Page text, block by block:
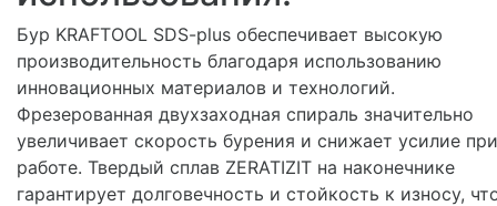
Бур KRAFTOOL SDS-plus обеспечивает высокую
производительность благодаря использованию
инновационных материалов и технологий.
Фрезерованная двухзаходная спираль значительно
увеличивает скорость бурения и снижает усилие при
работе. Твердый сплав ZERATIZIT на наконечнике
гарантирует долговечность и стойкость к износу,